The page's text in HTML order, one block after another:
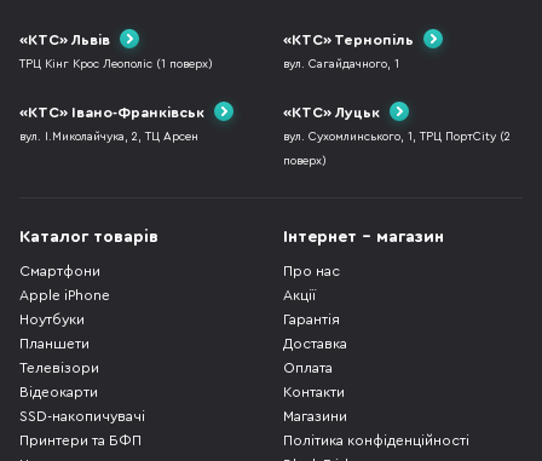
«КТС» Львів
ТРЦ Кінг Крос Леополіс (1 поверх)
«КТС» Тернопіль
вул. Сагайдачного, 1
«КТС» Івано-Франківськ
вул. І.Миколайчука, 2, ТЦ Арсен
«КТС» Луцьк
вул. Сухомлинського, 1, ТРЦ ПортCity (2
поверх)
Каталог товарів
Смартфони
Apple iPhone
Ноутбуки
Планшети
Телевізори
Відеокарти
SSD-накопичувачі
Принтери та БФП
Інтернет - магазин
Про нас
Акції
Гарантія
Доставка
Оплата
Контакти
Магазини
Політика конфіденційності